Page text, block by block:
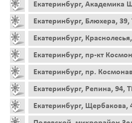
Екатеринбург, Академика
Екатеринбург, Блюхера,
Екатеринбург,
Екатеринбург, пр-кт
Екатеринбург, пр.
Екатеринбург, Репина, 94,
Екатеринбург, Щербакова,